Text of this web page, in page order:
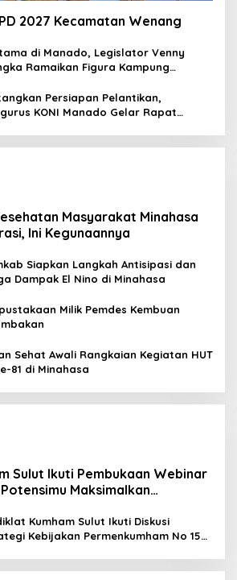
2027 Kecamatan Wenang
di Manado, Legislator Venny
Ramaikan Figura Kampung
Persiapan Pelantikan,
KONI Manado Gelar Rapat
Masyarakat Minahasa
Ini Kegunaannya
Siapkan Langkah Antisipasi dan
Dampak El Nino di Minahasa
Milik Pemdes Kembuan
Sehat Awali Rangkaian Kegiatan HUT
81 di Minahasa
Sulut Ikuti Pembukaan Webinar
Maksimalkan
Kumham Sulut Ikuti Diskusi
Kebijakan Permenkumham No 15